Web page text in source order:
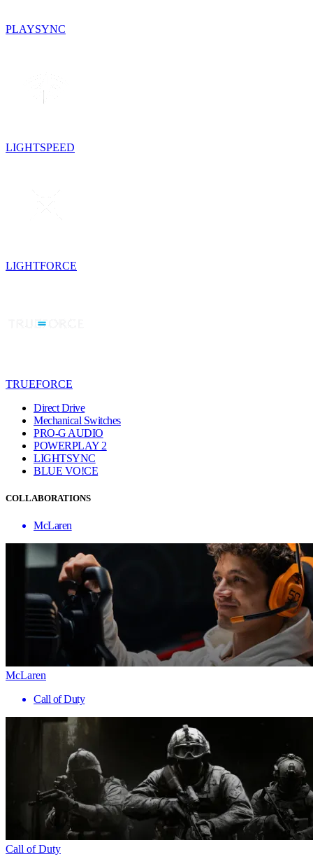
PLAYSYNC
LIGHTSPEED
LIGHTFORCE
TRUEFORCE
Direct Drive
Mechanical Switches
PRO-G AUDIO
POWERPLAY 2
LIGHTSYNC
BLUE VO!CE
COLLABORATIONS
McLaren
McLaren
Call of Duty
Call of Duty